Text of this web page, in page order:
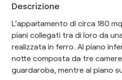
Descrizione
L'appartamento di circa 180
piani collegati tra di loro da
realizzata in ferro. Al piano
notte composta da tre
guardaroba, mentre al piano